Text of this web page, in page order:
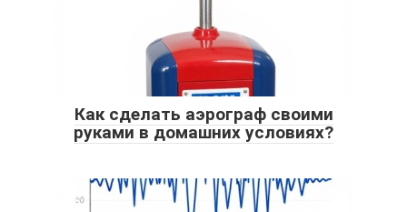
Как сделать аэрограф своими
руками в домашних условиях?